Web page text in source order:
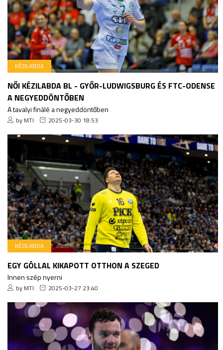
KÉZILABDA
NŐI KÉZILABDA BL - GYŐR-LUDWIGSBURG ÉS FTC-ODENSE
A NEGYEDDÖNTŐBEN
A tavalyi finálé a negyeddöntőben
by MTI 2025-03-30 18:53
KÉZILABDA
EGY GÓLLAL KIKAPOTT OTTHON A SZEGED
Innen szép nyerni
by MTI 2025-03-27 23:40